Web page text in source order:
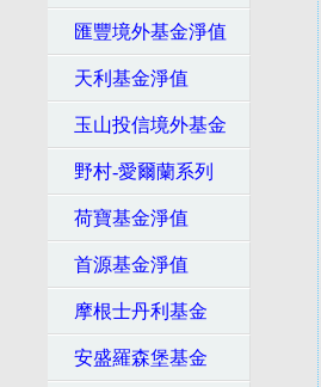
匯豐境外基金淨值
天利基金淨值
玉山投信境外基金
野村-愛爾蘭系列
荷寶基金淨值
首源基金淨值
摩根士丹利基金
安盛羅森堡基金